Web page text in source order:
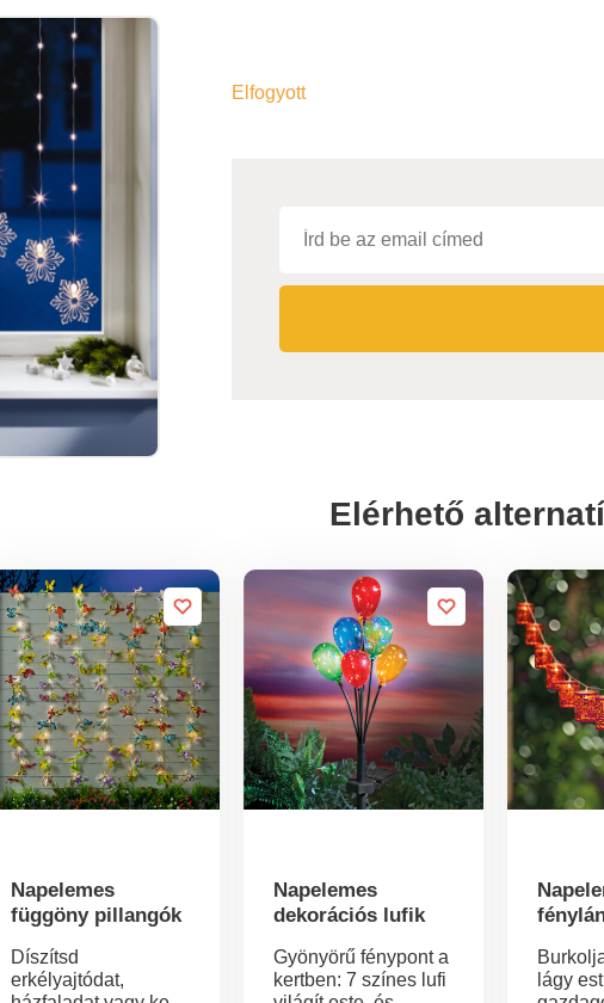
Elfogyott
Elérhető
Napelemes
függöny pillangók
Díszítsd
erkélyajtódat,
Napelemes
dekorációs lufik
Gyönyörű fénypont a
kertben: 7 színes lufi
lágy